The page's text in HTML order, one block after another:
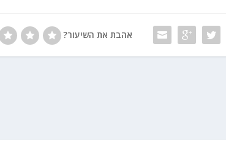
אהבת את השיעור?